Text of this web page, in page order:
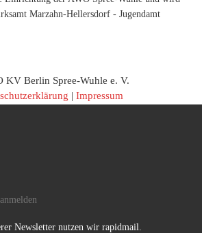
Marzahn-Hellersdorf - Jugendamt
| Impressum
Newsletter nutzen wir rapidmail.